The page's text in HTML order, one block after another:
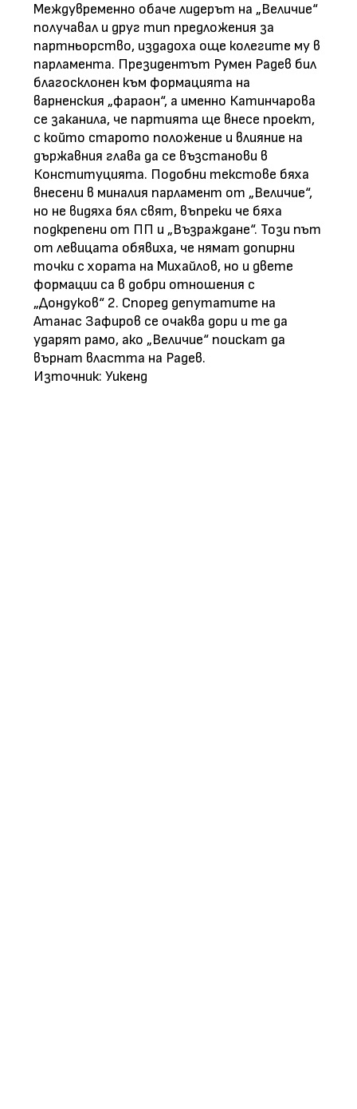
Междувременно обаче лидерът на „Величие“
получавал и друг тип предложения за
партньорство, издадоха още колегите му в
парламента. Президентът Румен Радев бил
благосклонен към формацията на
варненския „фараон“, а именно Катинчарова
се заканила, че партията ще внесе проект,
с който старото положение и влияние на
държавния глава да се възстанови в
Конституцията. Подобни текстове бяха
внесени в миналия парламент от „Величие“,
но не видяха бял свят, въпреки че бяха
подкрепени от ПП и „Възраждане“. Този път
от левицата обявиха, че нямат допирни
точки с хората на Михайлов, но и двете
формации са в добри отношения с
„Дондуков“ 2. Според депутатите на
Атанас Зафиров се очаква дори и те да
ударят рамо, ако „Величие“ поискат да
върнат властта на Радев.
Източник: Уикенд